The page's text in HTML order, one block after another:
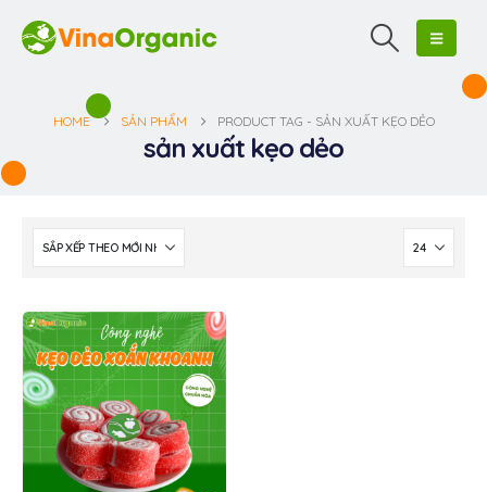
HOME SẢN PHẨM PRODUCT TAG - SẢN XUẤT KẸO DẺO
sản xuất kẹo dẻo